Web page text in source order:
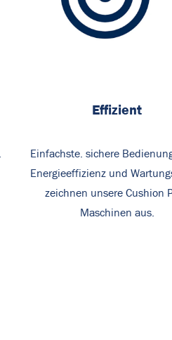
Effizient
Einfachste. sichere
Energieeffizienz und
zeichnen unsere Cushion
Maschinen aus.